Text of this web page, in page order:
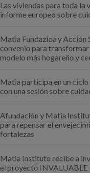
Las viviendas para toda la
informe europeo sobre
Matia Fundazioa y Acción
convenio para
modelo más hogareño y
Matia participa en un
con una sesión sobre
Afundación y Matia
para repensar el
fortalezas
Matia Instituto recibe a
el proyecto INVALUABLE